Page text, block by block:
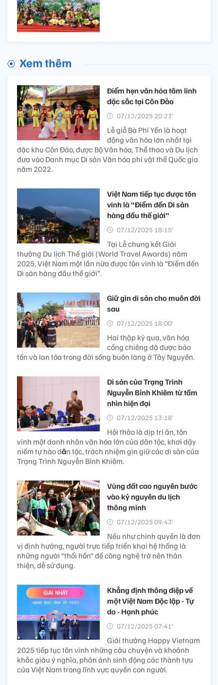
Xem thêm
Điểm hẹn văn hóa tâm linh
đặc sắc tại Côn Đảo
07/12/2025 20:23’
Lễ giỗ Bà Phi Yến là hoạt
động văn hóa lớn nhất tại
đặc khu Côn Đảo, được Bộ Văn hóa, Thể thao và Du lịch
đưa vào Danh mục Di sản Văn hóa phi vật thể Quốc gia
năm 2022.
Việt Nam tiếp tục được tôn
vinh là “Điểm đến Di sản
hàng đầu thế giới”
07/12/2025 18:15’
Tại Lễ chung kết Giải
thưởng Du lịch Thế giới (World Travel Awards) năm
2025, Việt Nam một lần nữa được tôn vinh là “Điểm đến
Di sản hàng đầu thế giới”.
Giữ gìn di sản cho muôn đời
sau
07/12/2025 18:00’
Hai thập kỷ qua, văn hóa
cồng chiêng đã được bảo
tồn và lan tỏa trong đời sống buôn làng ở Tây Nguyên.
Di sản của Trạng Trình
Nguyễn Bỉnh Khiêm từ tầm
nhìn hiện đại
07/12/2025 13:18’
Hội thảo là dịp tri ân, tôn
vinh một danh nhân văn hóa lớn của dân tộc, khơi dậy
niềm tự hào dân tộc, trách nhiệm gìn giữ các di sản của
Trạng Trình Nguyễn Bỉnh Khiêm.
Vùng đất cao nguyên bước
vào kỷ nguyên du lịch
thông minh
07/12/2025 09:43’
Nếu như chính quyền là đơn
vị định hướng, người trực tiếp triển khai hệ thống là
những người “thổi hồn” để công nghệ trở nên thân
thiện, dễ sử dụng.
Khẳng định thông điệp về
một Việt Nam Độc lập - Tự
do - Hạnh phúc
07/12/2025 07:41’
Giải thưởng Happy Vietnam
2025 tiếp tục tôn vinh những câu chuyện và khoảnh
khắc giàu ý nghĩa, phản ánh sinh động các thành tựu
của Việt Nam trong lĩnh vực quyền con người.